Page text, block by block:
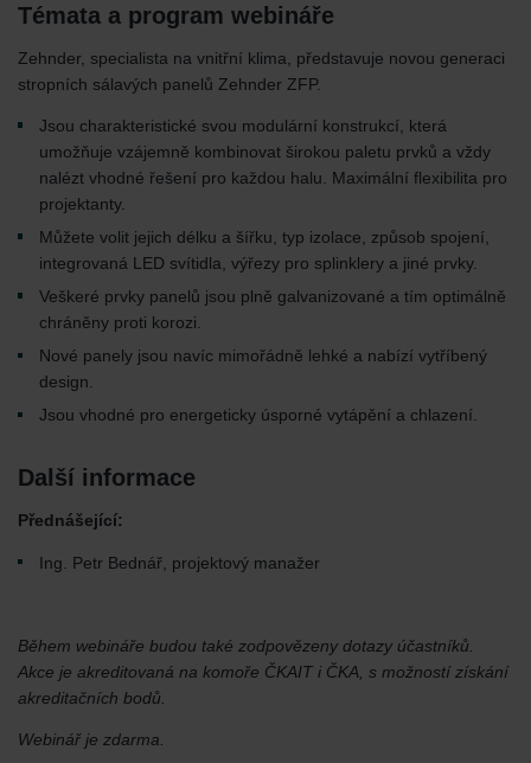
Témata a program webináře
Zehnder, specialista na vnitřní klima, představuje novou generaci
stropních sálavých panelů Zehnder ZFP.
Jsou charakteristické svou modulární konstrukcí, která
umožňuje vzájemně kombinovat širokou paletu prvků a vždy
nalézt vhodné řešení pro každou halu. Maximální flexibilita pro
projektanty.
Můžete volit jejich délku a šířku, typ izolace, způsob spojení,
integrovaná LED svítidla, výřezy pro splinklery a jiné prvky.
Veškeré prvky panelů jsou plně galvanizované a tím optimálně
chráněny proti korozi.
Nové panely jsou navíc mimořádně lehké a nabízí vytříbený
design.
Jsou vhodné pro energeticky úsporné vytápění a chlazení.
Další informace
Přednášející:
Ing. Petr Bednář, projektový manažer
Během webináře budou také zodpovězeny dotazy účastníků.
Akce je akreditovaná na komoře ČKAIT i ČKA, s možností získání
akreditačních bodů.
Webinář je zdarma.